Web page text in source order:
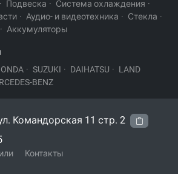
· Подвеска · Система охлаждения ·
· Аудио- и видеотехника · Стекла ·
· Аккумуляторы
· SUZUKI · DAIHATSU · LAND
BENZ
Командорская 11 стр. 2
Контакты